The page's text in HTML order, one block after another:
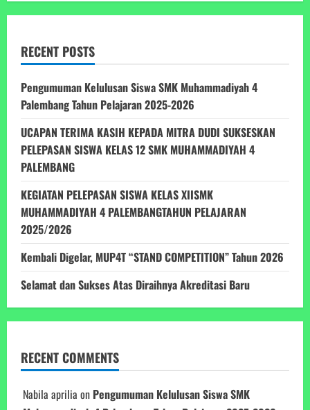
RECENT POSTS
Pengumuman Kelulusan Siswa SMK Muhammadiyah 4
Palembang Tahun Pelajaran 2025-2026
UCAPAN TERIMA KASIH KEPADA MITRA DUDI SUKSESKAN
PELEPASAN SISWA KELAS 12 SMK MUHAMMADIYAH 4
PALEMBANG
KEGIATAN PELEPASAN SISWA KELAS XIISMK
MUHAMMADIYAH 4 PALEMBANGTAHUN PELAJARAN
2025/2026
Kembali Digelar, MUP4T “STAND COMPETITION” Tahun 2026
Selamat dan Sukses Atas Diraihnya Akreditasi Baru
RECENT COMMENTS
Nabila aprilia on Pengumuman Kelulusan Siswa SMK